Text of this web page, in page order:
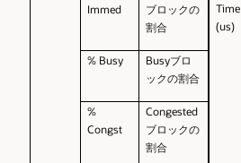
Time
(us)
Immed
ブロックの
割合
% Busy Busyブロ
ックの割合
%
Congst
Congested
ブロックの
割合